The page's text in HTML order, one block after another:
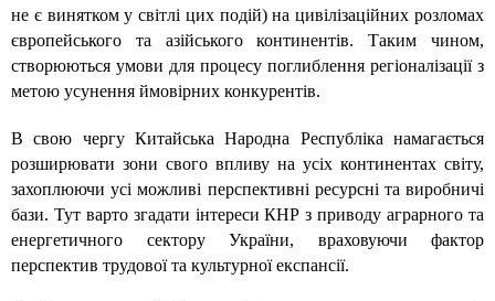
не є винятком у світлі цих подій) на цивілізаційних розломах
європейського та азійського континентів. Таким чином,
створюються умови для процесу поглиблення регіоналізації з
метою усунення ймовірних конкурентів.
В свою чергу Китайська Народна Республіка намагається
розширювати зони свого впливу на усіх континентах світу,
захоплюючи усі можливі перспективні ресурсні та виробничі
бази. Тут варто згадати інтереси КНР з приводу аграрного та
енергетичного сектору України, враховуючи фактор
перспектив трудової та культурної експансії.